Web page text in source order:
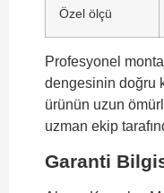
Özel ölçü
Profesyonel
dengesinin doğru
ürünün uzun
uzman ekip
Garanti